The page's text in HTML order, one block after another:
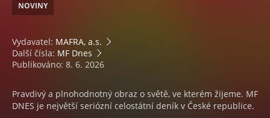
NOVINY
Vydavatel: MAFRA, a.s.
Další čísla: MF Dnes
Publikováno: 8. 6. 2026
Pravdivý a plnohodnotný obraz o světě, ve kterém žijeme. MF
DNES je největší seriózní celostátní deník v České republice.